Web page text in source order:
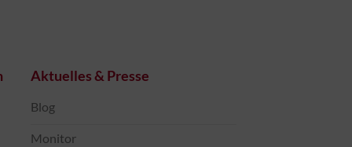
Aktuelles & Presse
Blog
Monitor